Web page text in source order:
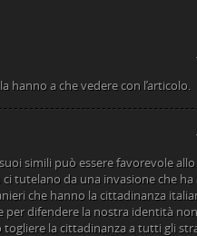
hanno a che vedere con l’articolo.
simili può essere favorevole
ci tutelano da una invasione che
che hanno la cittadinanza
per difendere la nostra identità
la cittadinanza a tutti gli